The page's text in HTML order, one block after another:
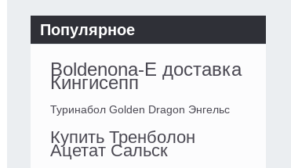
Популярное
Boldenona-E доставка
Кингисепп
Туринабол Golden Dragon Энгельс
Купить Тренболон
Ацетат Сальск